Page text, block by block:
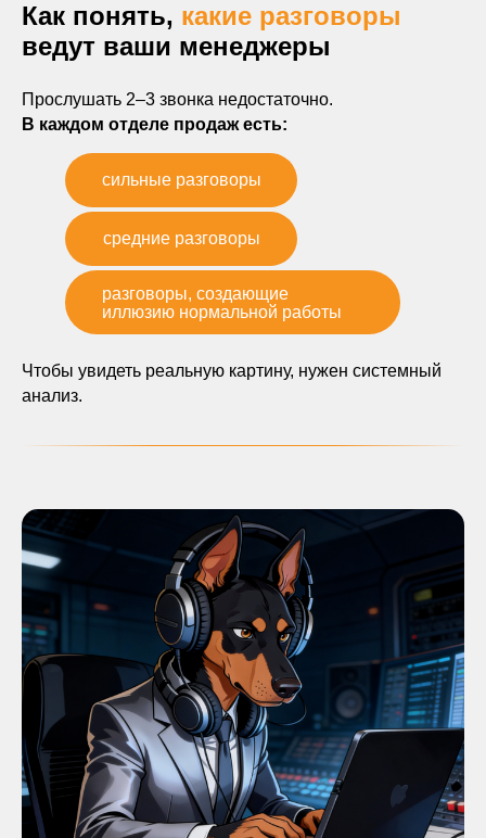
Как понять, какие разговоры
ведут ваши менеджеры
Прослушать 2–3 звонка недостаточно.
В каждом отделе продаж есть:
разговоры, создающие
иллюзию нормальной работы
средние разговоры
сильные разговоры
Чтобы увидеть реальную картину, нужен системный
анализ.